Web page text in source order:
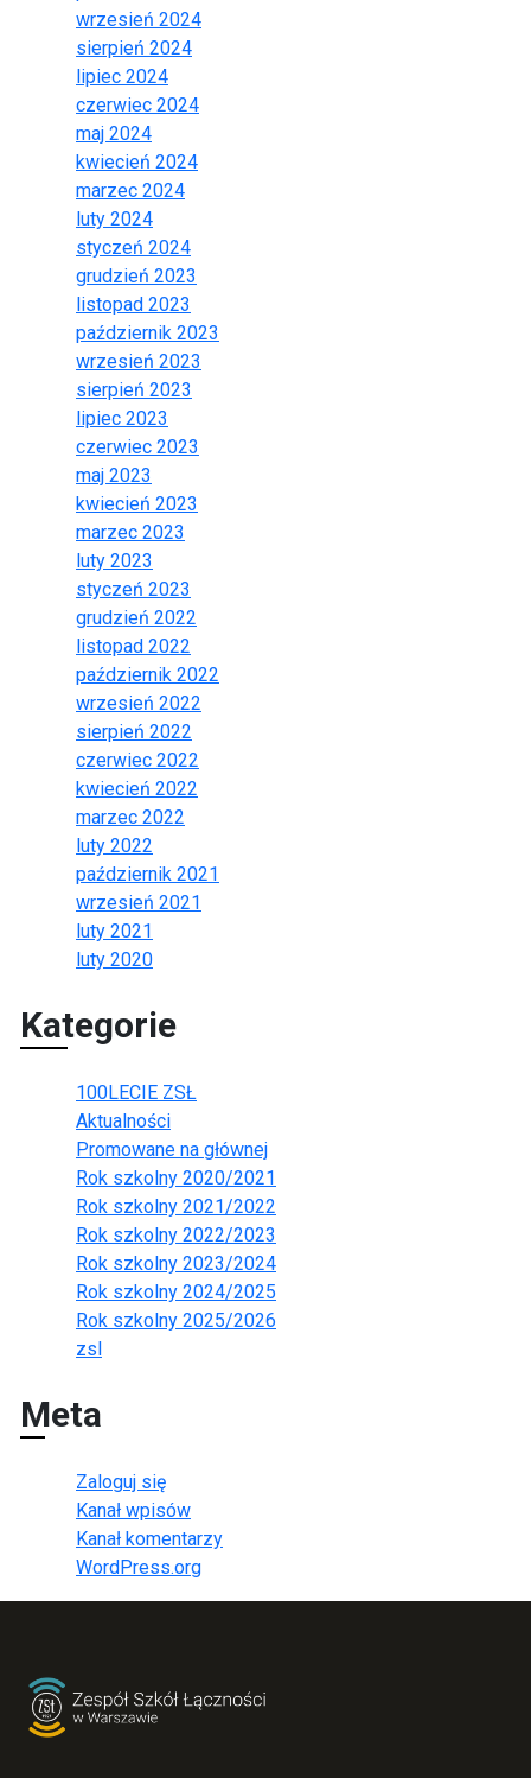
wrzesień 2024
sierpień 2024
lipiec 2024
czerwiec 2024
maj 2024
kwiecień 2024
marzec 2024
luty 2024
styczeń 2024
grudzień 2023
listopad 2023
październik 2023
wrzesień 2023
sierpień 2023
lipiec 2023
czerwiec 2023
maj 2023
kwiecień 2023
marzec 2023
luty 2023
styczeń 2023
grudzień 2022
listopad 2022
październik 2022
wrzesień 2022
sierpień 2022
czerwiec 2022
kwiecień 2022
marzec 2022
luty 2022
październik 2021
wrzesień 2021
luty 2021
luty 2020
Kategorie
100LECIE ZSŁ
Aktualności
Promowane na głównej
Rok szkolny 2020/2021
Rok szkolny 2021/2022
Rok szkolny 2022/2023
Rok szkolny 2023/2024
Rok szkolny 2024/2025
Rok szkolny 2025/2026
zsl
Meta
Zaloguj się
Kanał wpisów
Kanał komentarzy
WordPress.org